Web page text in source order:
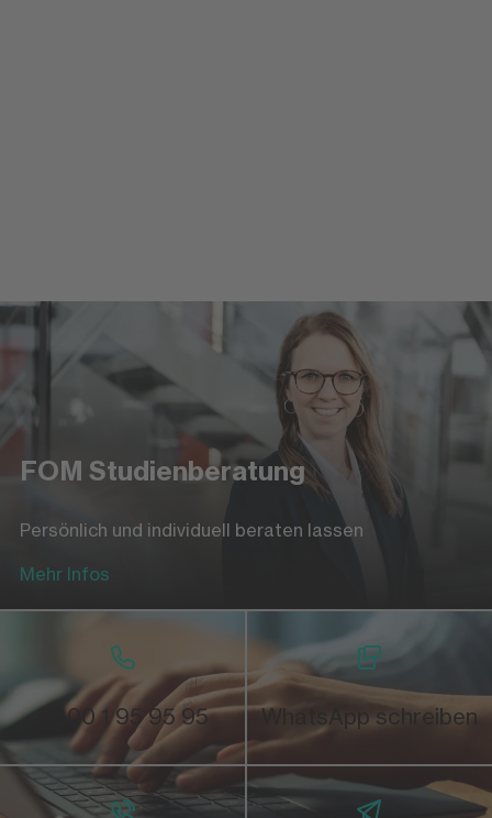
Anmeldung zum Studium
Einfach und schnell Anmeldung ausfüllen
Anmeldung herunterladen
FOM Studienberatung
Persönlich und individuell beraten lassen
Mehr Infos
0800 1 95 95 95 WhatsApp schreiben